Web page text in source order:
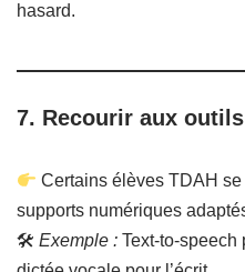
hasard.
7. Recourir aux
Certains élèves TDAH
supports numériques
🛠 Exemple : Text-to-speech